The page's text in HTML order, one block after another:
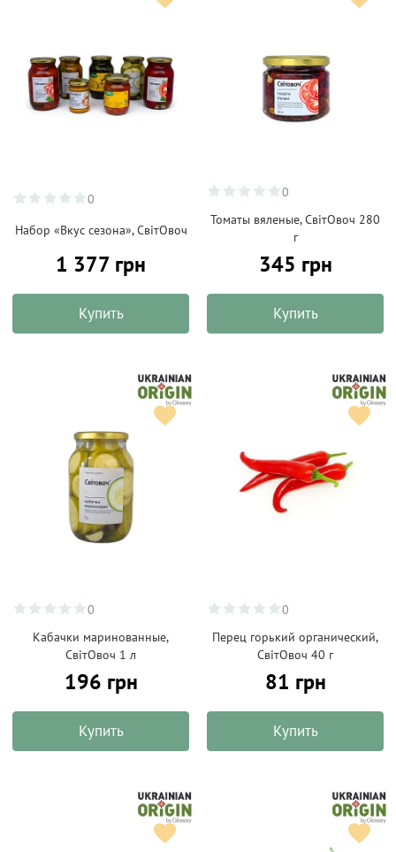
0
Набор «Вкус сезона», СвітОвоч
1 377 грн
Купить
0
Томаты вяленые, СвітОвоч 280
г
345 грн
Купить
0
Кабачки маринованные,
СвітОвоч 1 л
196 грн
Купить
0
Перец горький органический,
СвітОвоч 40 г
81 грн
Купить